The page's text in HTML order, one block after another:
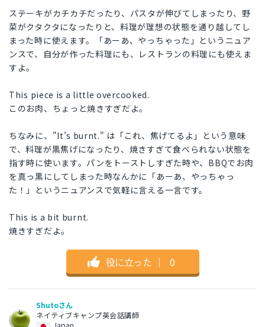
ステーキがカチカチだったり、パスタが伸びてしまったり、野
菜がクタクタになったりと、料理が理想の状態を通り越してし
まった時に使えます。「あーあ、やっちゃった」というニュア
ンスで、自分が作った料理にも、レストランの料理にも使えま
すよ。
This piece is a little overcooked.
このお肉、ちょっと焼きすぎだよ。
ちなみに、"It's burnt." は「これ、焦げてるよ」という意味
で、料理が黒焦げになったり、焼きすぎて食べられない状態を
指す時に使います。パンをトーストしすぎた時や、BBQでお肉
を真っ黒にしてしまった時なんかに「あーあ、やっちゃっ
た！」というニュアンスで気軽に言える一言です。
This is a bit burnt.
焼きすぎだよ。
役に立った ｜ 0
Shutoさん
ネイティブキャンプ英会話講師